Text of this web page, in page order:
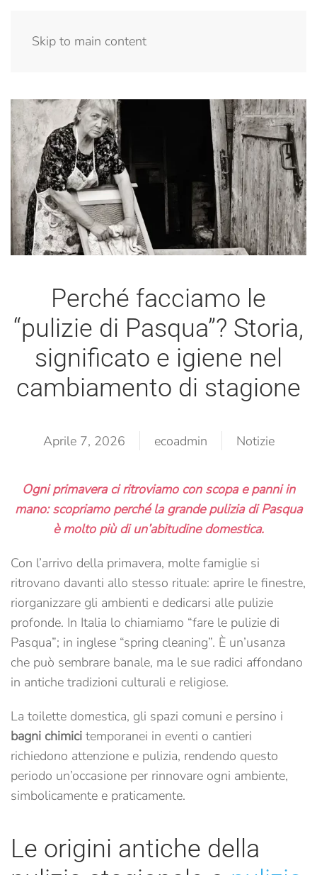
Skip to main content
Perché facciamo le
“pulizie di Pasqua”? Storia,
significato e igiene nel
cambiamento di stagione
Aprile 7, 2026 ecoadmin Notizie
Ogni primavera ci ritroviamo con scopa e panni in
mano: scopriamo perché la grande pulizia di Pasqua
è molto più di un’abitudine domestica.
Con l’arrivo della primavera, molte famiglie si
ritrovano davanti allo stesso rituale: aprire le finestre,
riorganizzare gli ambienti e dedicarsi alle pulizie
profonde. In Italia lo chiamiamo “fare le pulizie di
Pasqua”; in inglese “spring cleaning”. È un’usanza
che può sembrare banale, ma le sue radici affondano
in antiche tradizioni culturali e religiose.
La toilette domestica, gli spazi comuni e persino i
bagni chimici temporanei in eventi o cantieri
richiedono attenzione e pulizia, rendendo questo
periodo un’occasione per rinnovare ogni ambiente,
simbolicamente e praticamente.
Le origini antiche della